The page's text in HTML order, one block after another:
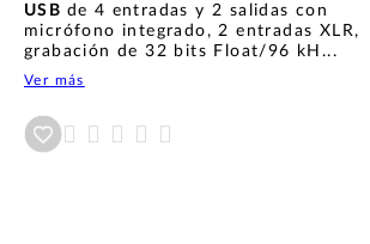
USB de 4 entradas y 2 salidas con
micrófono integrado, 2 entradas XLR,
grabación de 32 bits Float/96 kH...
Ver más